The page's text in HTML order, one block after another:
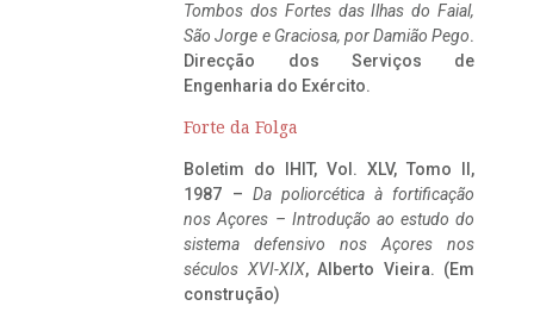
Tombos dos Fortes das Ilhas do Faial,
São Jorge e Graciosa, por Damião Pego.
Direcção dos Serviços de
Engenharia do Exército.
Forte da Folga
Boletim do IHIT, Vol. XLV, Tomo II,
1987 – Da poliorcética à fortificação
nos Açores – Introdução ao estudo do
sistema defensivo nos Açores nos
séculos XVI-XIX, Alberto Vieira. (Em
construção)